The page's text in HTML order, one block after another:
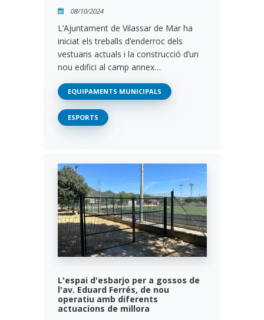
08/10/2024
L’Ajuntament de Vilassar de Mar ha
iniciat els treballs d’enderroc dels
vestuaris actuals i la construcció d’un
nou edifici al camp annex…
EQUIPAMENTS MUNICIPALS
ESPORTS
L'espai d'esbarjo per a gossos de
l'av. Eduard Ferrés, de nou
operatiu amb diferents
actuacions de millora